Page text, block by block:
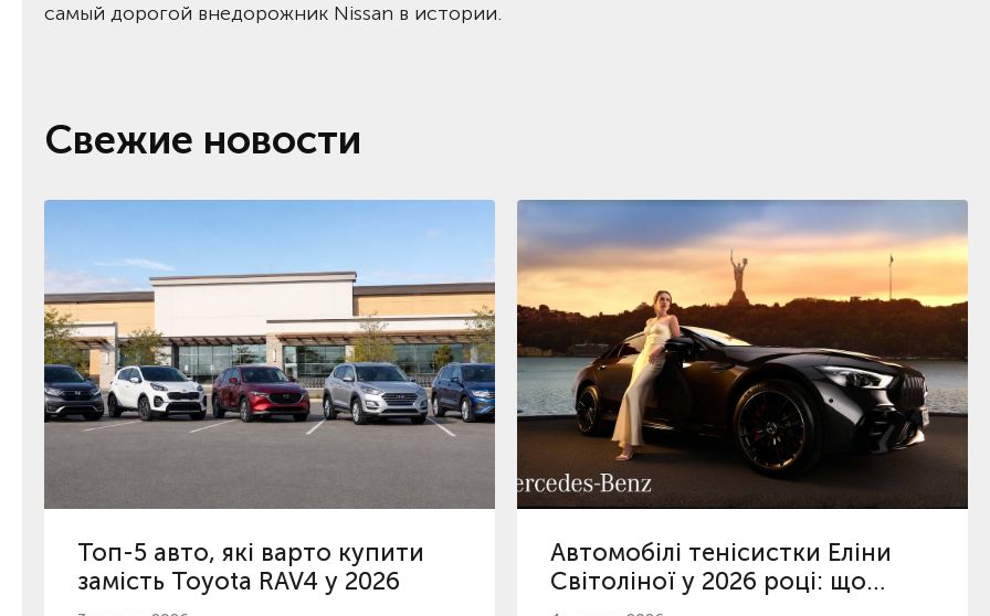
самый дорогой внедорожник Nissan в истории.
Свежие новости
Топ-5 авто, які варто купити
замість Toyota RAV4 у 2026
Автомобілі тенісистки Еліни
Світоліної у 2026 році: що
відомо про її вибір